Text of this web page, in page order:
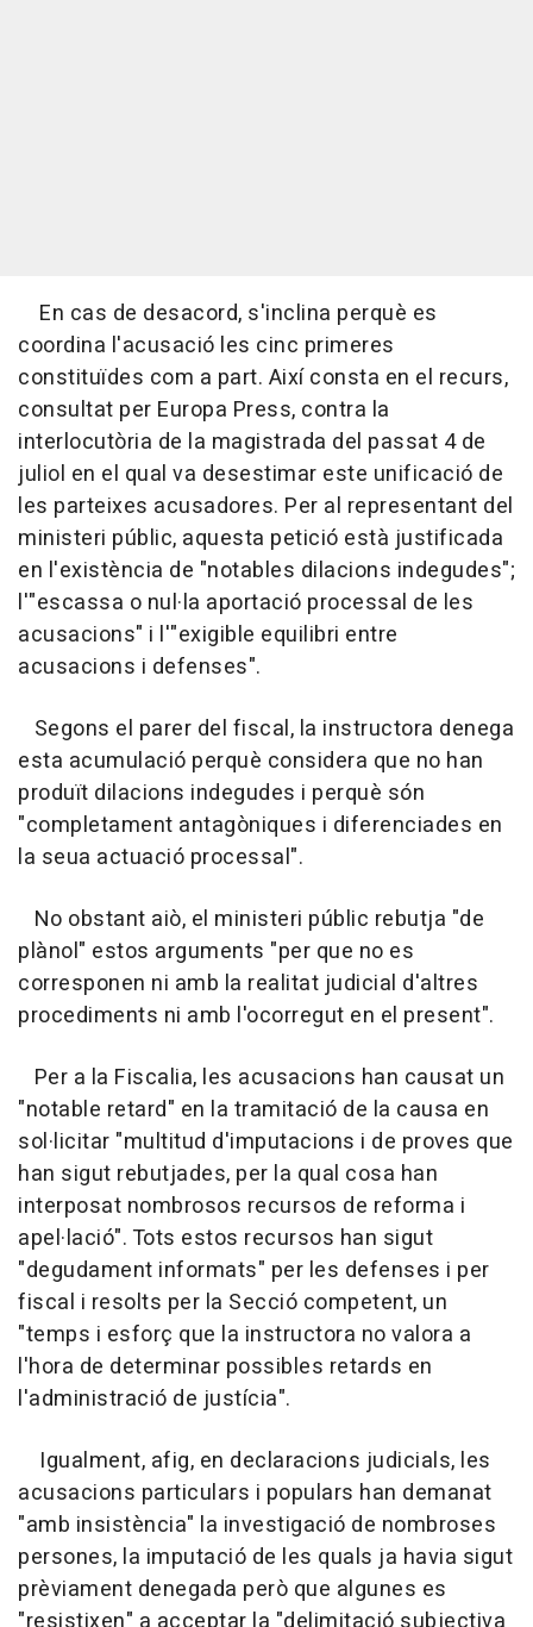
En cas de desacord, s'inclina perquè es
coordina l'acusació les cinc primeres
constituïdes com a part. Així consta en el recurs,
consultat per Europa Press, contra la
interlocutòria de la magistrada del passat 4 de
juliol en el qual va desestimar este unificació de
les parteixes acusadores. Per al representant del
ministeri públic, aquesta petició està justificada
en l'existència de "notables dilacions indegudes";
l'"escassa o nul·la aportació processal de les
acusacions" i l'"exigible equilibri entre
acusacions i defenses".
Segons el parer del fiscal, la instructora denega
esta acumulació perquè considera que no han
produït dilacions indegudes i perquè són
"completament antagòniques i diferenciades en
la seua actuació processal".
No obstant aiò, el ministeri públic rebutja "de
plànol" estos arguments "per que no es
corresponen ni amb la realitat judicial d'altres
procediments ni amb l'ocorregut en el present".
Per a la Fiscalia, les acusacions han causat un
"notable retard" en la tramitació de la causa en
sol·licitar "multitud d'imputacions i de proves que
han sigut rebutjades, per la qual cosa han
interposat nombrosos recursos de reforma i
apel·lació". Tots estos recursos han sigut
"degudament informats" per les defenses i per
fiscal i resolts per la Secció competent, un
"temps i esforç que la instructora no valora a
l'hora de determinar possibles retards en
l'administració de justícia".
Igualment, afig, en declaracions judicials, les
acusacions particulars i populars han demanat
"amb insistència" la investigació de nombroses
persones, la imputació de les quals ja havia sigut
prèviament denegada però que algunes es